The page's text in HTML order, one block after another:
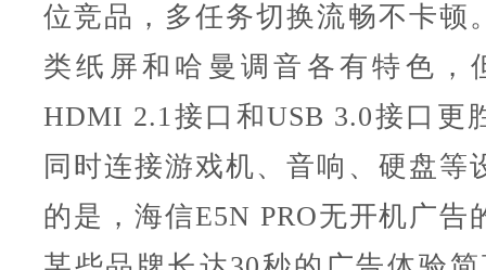
位竞品，多任务切换流畅不卡顿
类纸屏和哈曼调音各有特色，
HDMI 2.1接口和USB 3.0接口更
同时连接游戏机、音响、硬盘等
的是，海信E5N PRO无开机广告